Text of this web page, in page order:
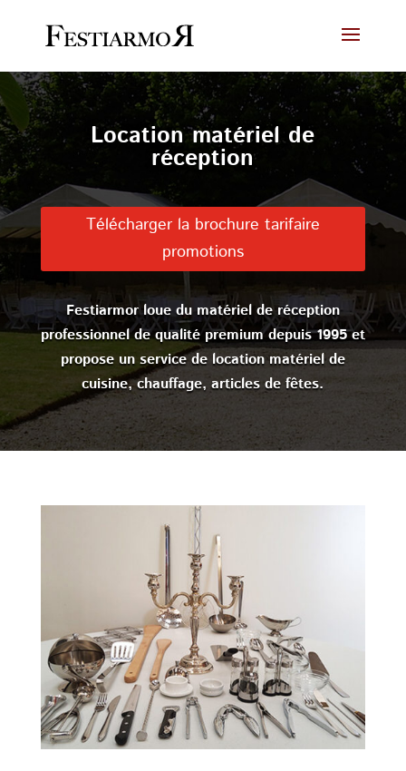
Location matériel de
réception
Télécharger la brochure tarifaire
promotions
Festiarmor loue du matériel de réception
professionnel de qualité premium depuis 1995 et
propose un service de location matériel de
cuisine, chauffage, articles de fêtes.